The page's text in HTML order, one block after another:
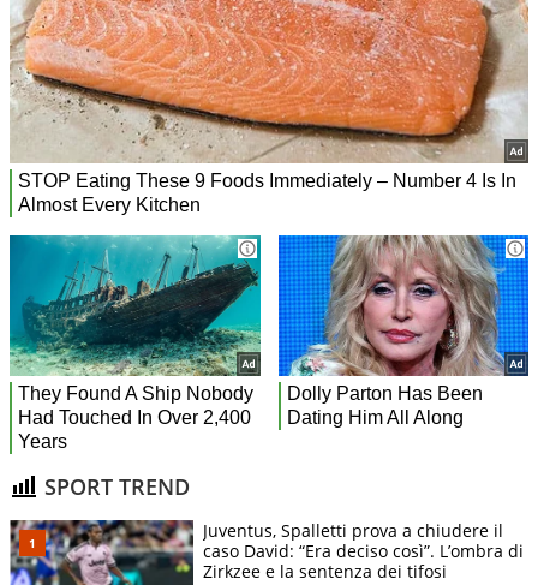
SPORT TREND
Juventus, Spalletti prova a chiudere il
caso David: “Era deciso così”. L’ombra di
Zirkzee e la sentenza dei tifosi